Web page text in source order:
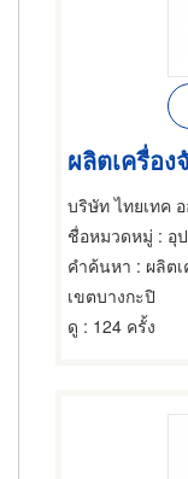
ผลิตเครื่อง
บริษัท ไทยเทค
ชื่อหมวดหมู่ : อุ
คำค้นหา : ผลิต
เขตบางกะปิ
ดู : 124 ครั้ง